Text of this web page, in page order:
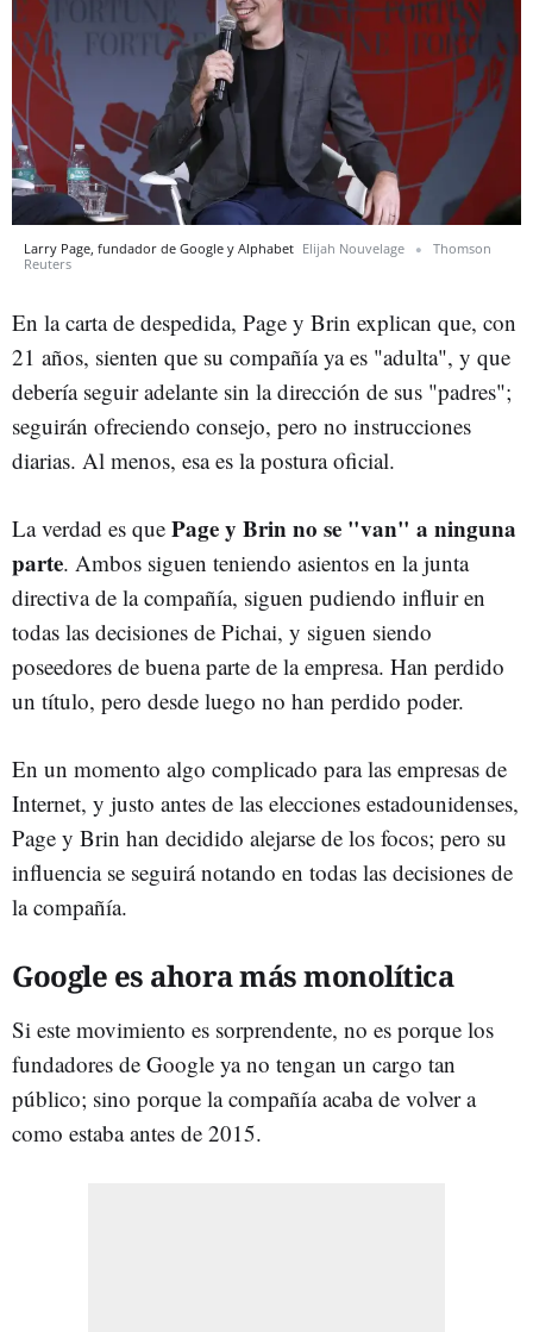
Larry Page, fundador de Google y Alphabet Elijah Nouvelage
Thomson
Reuters
En la carta de despedida, Page y Brin explican que, con
21 años, sienten que su compañía ya es "adulta", y que
debería seguir adelante sin la dirección de sus "padres";
seguirán ofreciendo consejo, pero no instrucciones
diarias. Al menos, esa es la postura oficial.
La verdad es que Page y Brin no se "van" a ninguna
parte. Ambos siguen teniendo asientos en la junta
directiva de la compañía, siguen pudiendo influir en
todas las decisiones de Pichai, y siguen siendo
poseedores de buena parte de la empresa. Han perdido
un título, pero desde luego no han perdido poder.
En un momento algo complicado para las empresas de
Internet, y justo antes de las elecciones estadounidenses,
Page y Brin han decidido alejarse de los focos; pero su
influencia se seguirá notando en todas las decisiones de
la compañía.
Google es ahora más monolítica
Si este movimiento es sorprendente, no es porque los
fundadores de Google ya no tengan un cargo tan
público; sino porque la compañía acaba de volver a
como estaba antes de 2015.